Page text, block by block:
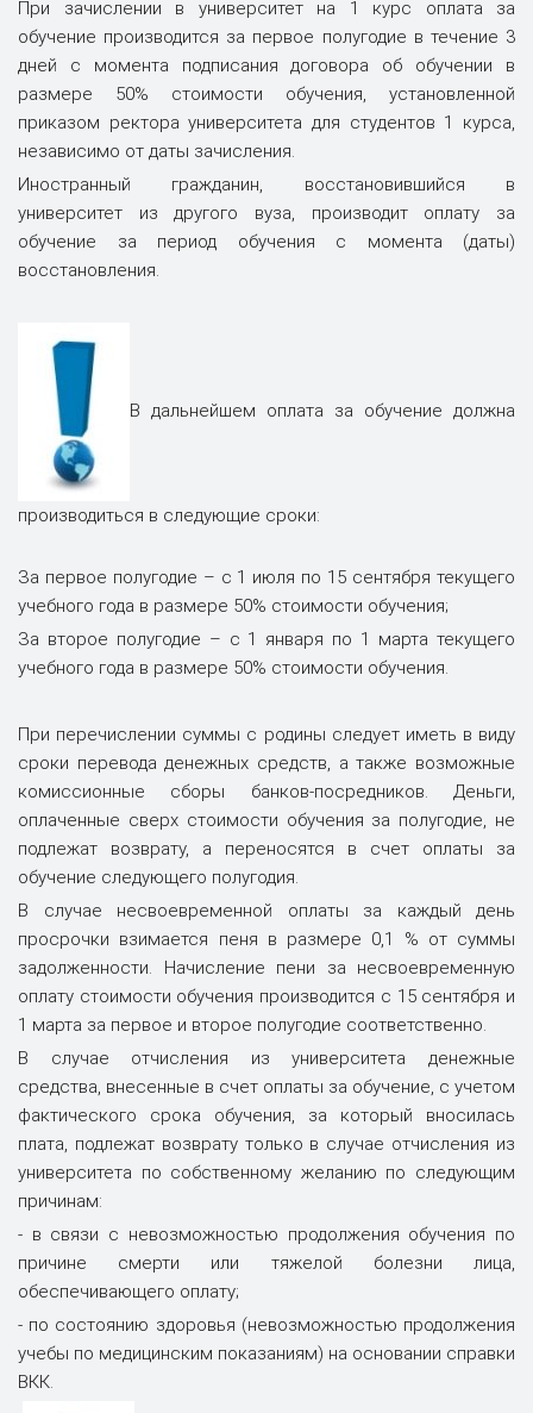
При зачислении в университет на 1 курс оплата за
обучение производится за первое полугодие в течение 3
дней с момента подписания договора об обучении в
размере 50% стоимости обучения, установленной
приказом ректора университета для студентов 1 курса,
независимо от даты зачисления.
Иностранный гражданин, восстановившийся в
университет из другого вуза, производит оплату за
обучение за период обучения с момента (даты)
восстановления.
В дальнейшем оплата за обучение должна
производиться в следующие сроки:
За первое полугодие – с 1 июля по 15 сентября текущего
учебного года в размере 50% стоимости обучения;
За второе полугодие – с 1 января по 1 марта текущего
учебного года в размере 50% стоимости обучения.
При перечислении суммы с родины следует иметь в виду
сроки перевода денежных средств, а также возможные
комиссионные сборы банков-посредников. Деньги,
оплаченные сверх стоимости обучения за полугодие, не
подлежат возврату, а переносятся в счет оплаты за
обучение следующего полугодия.
В случае несвоевременной оплаты за каждый день
просрочки взимается пеня в размере 0,1 % от суммы
задолженности. Начисление пени за несвоевременную
оплату стоимости обучения производится с 15 сентября и
1 марта за первое и второе полугодие соответственно.
В случае отчисления из университета денежные
средства, внесенные в счет оплаты за обучение, с учетом
фактического срока обучения, за который вносилась
плата, подлежат возврату только в случае отчисления из
университета по собственному желанию по следующим
причинам:
- в связи с невозможностью продолжения обучения по
причине смерти или тяжелой болезни лица,
обеспечивающего оплату;
- по состоянию здоровья (невозможностью продолжения
учебы по медицинским показаниям) на основании справки
ВКК.